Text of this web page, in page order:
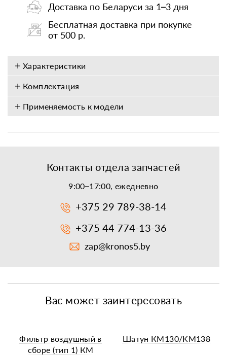
Доставка по Беларуси за 1–3 дня
Бесплатная доставка при покупке
от 500 р.
Характеристики
Комплектация
Применяемость к модели
Контакты отдела запчастей
9:00–17:00, ежедневно
+375 29 789-38-14
+375 44 774-13-36
zap@kronos5.by
Вас может заинтересовать
Фильтр воздушный в
сборе (тип 1) КМ
Шатун КМ130/KM138